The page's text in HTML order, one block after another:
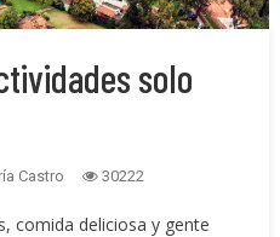
solo
Castro 30222
comida deliciosa y gente